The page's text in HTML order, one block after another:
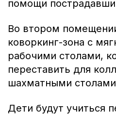
помощи
Во втором
коворкинг-зона с
рабочими столами,
переставить для
шахматными
Дети будут учиться